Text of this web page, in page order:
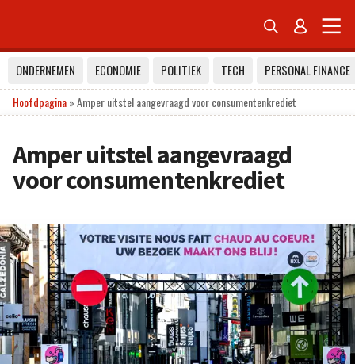
 
ONDERNEMEN ECONOMIE POLITIEK TECH
PERSONAL FINANCE
Hoofdpagina»Amper uitstel aangevraagd voor consumentenkrediet
Amper uitstel aangevraagd
voor consumentenkrediet